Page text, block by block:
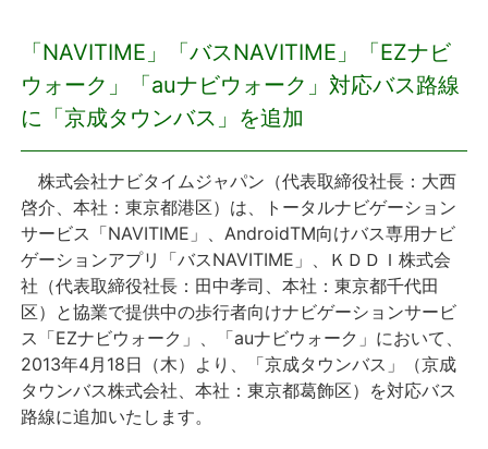
プレスリリース
おしらせ
サービス
個人向けサービス
法人向けサービス
採用情報
「NAVITIME」「バスNAVITIME」「EZナビ
ウォーク」「auナビウォーク」対応バス路線
に「京成タウンバス」を追加
株式会社ナビタイムジャパン（代表取締役社長：大西
啓介、本社：東京都港区）は、トータルナビゲーション
サービス「NAVITIME」、AndroidTM向けバス専用ナビ
ゲーションアプリ「バスNAVITIME」、ＫＤＤＩ株式会
社（代表取締役社長：田中孝司、本社：東京都千代田
区）と協業で提供中の歩行者向けナビゲーションサービ
ス「EZナビウォーク」、「auナビウォーク」において、
2013年4月18日（木）より、「京成タウンバス」（京成
タウンバス株式会社、本社：東京都葛飾区）を対応バス
路線に追加いたします。